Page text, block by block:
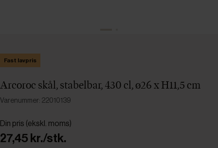
Fast lavpris
Arcoroc skål, stabelbar, 430 cl, ø26 x H11,5 cm
Varenummer: 22010139
Din pris (ekskl. moms)
27,45 kr./stk.